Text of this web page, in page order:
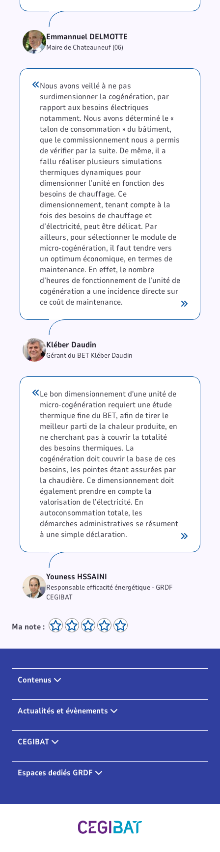
Emmannuel DELMOTTE
Maire de Chateauneuf (06)
Nous avons veillé à ne pas
surdimensionner la cogénération, par
rapport aux besoins électriques
notamment. Nous avons déterminé le «
talon de consommation » du bâtiment,
que le commissionnement nous a permis
de vérifier par la suite. De même, il a
fallu réaliser plusieurs simulations
thermiques dynamiques pour
dimensionner l’unité en fonction des
besoins de chauffage. Ce
dimensionnement, tenant compte à la
fois des besoins de chauffage et
d’électricité, peut être délicat. Par
ailleurs, pour sélectionner le module de
micro-cogénération, il faut tendre vers
un optimum économique, en termes de
maintenance. En effet, le nombre
d’heures de fonctionnement de l’unité de
cogénération a une incidence directe sur
ce coût de maintenance.
Kléber Daudin
Gérant du BET Kléber Daudin
Le bon dimensionnement d'une unité de
micro-cogénération requiert une étude
thermique fine du BET, afin de tirer le
meilleur parti de la chaleur produite, en
ne cherchant pas à couvrir la totalité
des besoins thermiques. La
cogénération doit couvrir la base de ces
besoins, les pointes étant assurées par
la chaudière. Ce dimensionnement doit
également prendre en compte la
valorisation de l’électricité. En
autoconsommation totale, les
démarches administratives se résument
à une simple déclaration.
Youness HSSAINI
Responsable efficacité énergétique - GRDF
CEGIBAT
Ma note :
Contenus
Actualités et évènements
CEGIBAT
Espaces dediés GRDF
Cegibat, accueil